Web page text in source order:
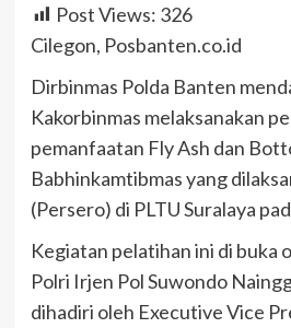
Post Views: 326
Cilegon, Posbanten.co.id
Dirbinmas Polda Banten
Kakorbinmas melaksanakan
pemanfaatan Fly Ash dan
Babhinkamtibmas yang
(Persero) di PLTU Suralaya
Kegiatan pelatihan ini di buka
Polri Irjen Pol Suwondo
dihadiri oleh Executive Vice